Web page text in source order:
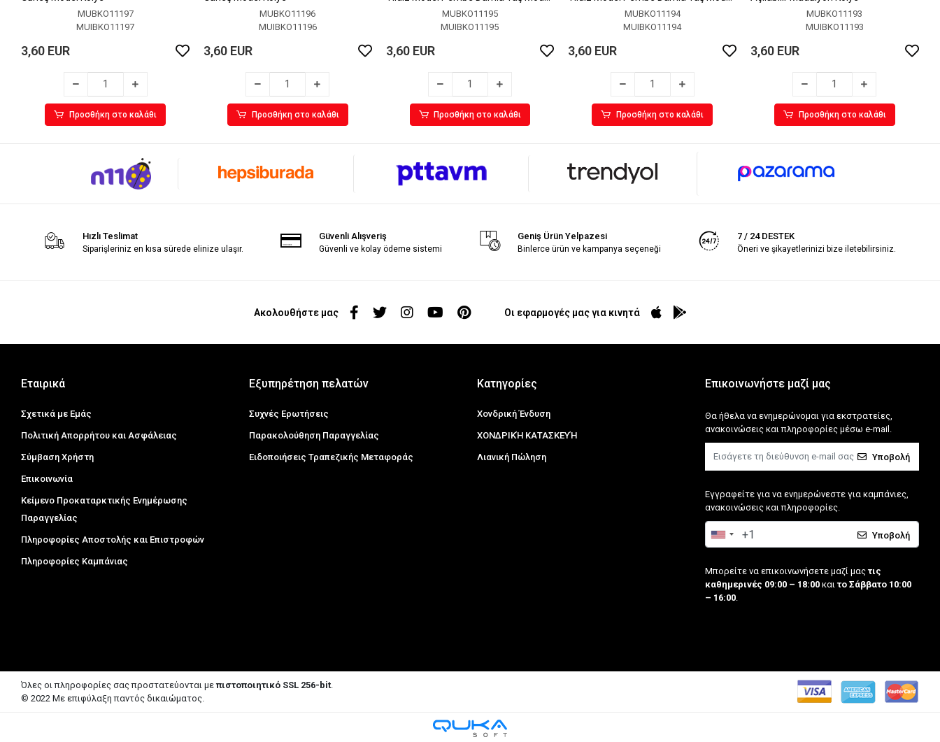
MUBKO11197
MUIBKO11197
3,60 EUR
Προσθήκη στο καλάθι
MUBKO11196
MUIBKO11196
3,60 EUR
Προσθήκη στο καλάθι
MUBKO11195
MUIBKO11195
3,60 EUR
Προσθήκη στο καλάθι
MUBKO11194
MUIBKO11194
3,60 EUR
Προσθήκη στο καλάθι
MUBKO11193
MUIBKO11193
3,60 EUR
Προσθήκη στο καλάθι
Hızlı Teslimat
Siparişleriniz en kısa sürede elinize ulaşır.
Güvenli Alışveriş
Güvenli ve kolay ödeme sistemi
Geniş Ürün Yelpazesi
Binlerce ürün ve kampanya seçeneği
7 / 24 DESTEK
Öneri ve şikayetlerinizi bize iletebilirsiniz.
Ακολουθήστε μας Οι εφαρμογές μας για κινητά
Εταιρικά
Σχετικά με Εμάς
Πολιτική Απορρήτου και Ασφάλειας
Σύμβαση Χρήστη
Επικοινωνία
Κείμενο Προκαταρκτικής Ενημέρωσης
Παραγγελίας
Πληροφορίες Αποστολής και Επιστροφών
Πληροφορίες Καμπάνιας
Εξυπηρέτηση πελατών
Συχνές Ερωτήσεις
Παρακολούθηση Παραγγελίας
Ειδοποιήσεις Τραπεζικής Μεταφοράς
Κατηγορίες
Χονδρική Ένδυση
ΧΟΝΔΡΙΚΉ ΚΑΤΑΣΚΕΥΉ
Λιανική Πώληση
Επικοινωνήστε μαζί μας
Θα ήθελα να ενημερώνομαι για εκστρατείες,
ανακοινώσεις και πληροφορίες μέσω e-mail.
Υποβολή
Εγγραφείτε για να ενημερώνεστε για καμπάνιες,
ανακοινώσεις και πληροφορίες.
Υποβολή
Μπορείτε να επικοινωνήσετε μαζί μαςτις
καθημερινές 09:00 – 18:00καιτο Σάββατο 10:00
– 16:00.
Όλες οι πληροφορίες σας προστατεύονται μεπιστοποιητικό SSL 256-bit.
© 2022 Με επιφύλαξη παντός δικαιώματος.